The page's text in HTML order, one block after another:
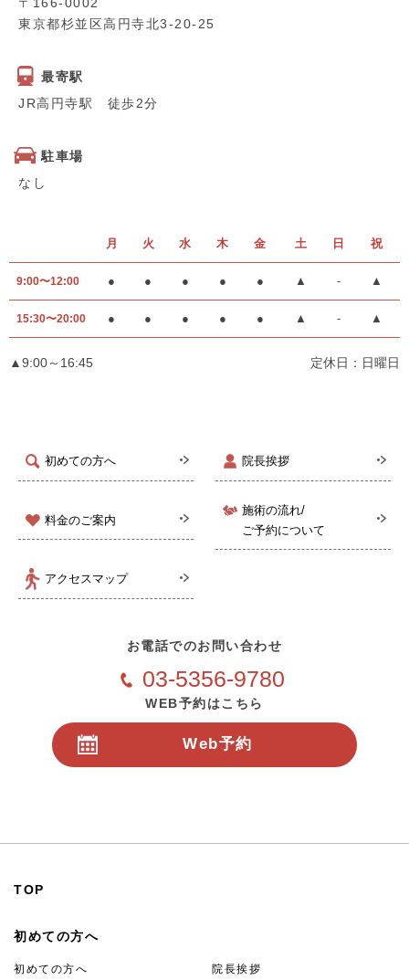
初めての方へ 院長挨拶
料金のご案内
施術の流れ/
ご予約について
アクセスマップ
東京都杉並区高円寺北3-20-25
最寄駅
JR高円寺駅 徒歩2分
駐車場
なし
月 火 水 木 金 土 日 祝
9:00〜12:00 ● ● ● ● ● ▲ - ▲
15:30〜20:00 ● ● ● ● ● ▲ - ▲
▲9:00～16:45 定休日：日曜日
お電話でのお問い合わせ
03-5356-9780
WEB予約はこちら
Web予約
TOP
初めての方へ
初めての方へ 院長挨拶